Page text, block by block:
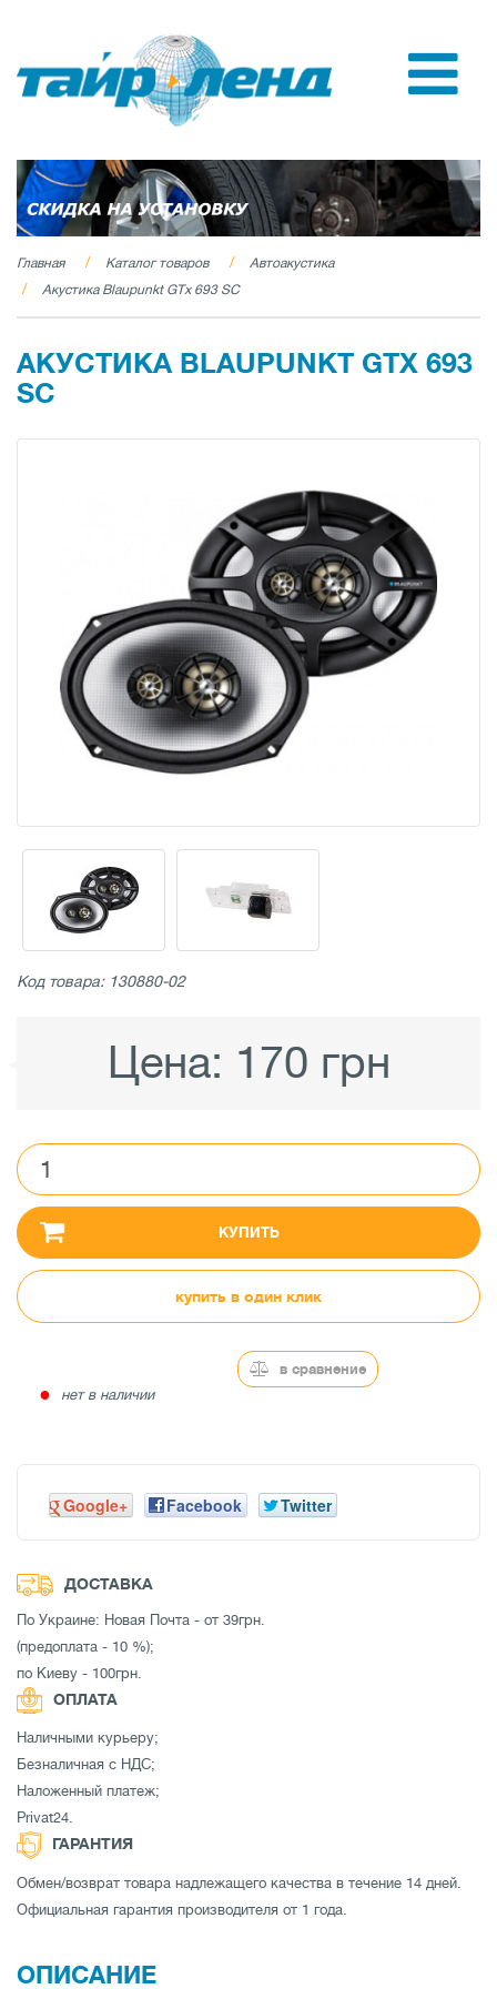
Главная Каталог товаров
Автоакустика
Акустика Blaupunkt GTx 693 SC
АКУСТИКА BLAUPUNKT GTX 693
SC
Код товара: 130880-02
Цена: 170 грн
КУПИТЬ
купить в один клик
● нет в наличии
в сравнение
Google+ Facebook Twitter
ДОСТАВКА
По Украине: Новая Почта - от 39грн.
(предоплата - 10 %);
по Киеву - 100грн.
ОПЛАТА
Наличными курьеру;
Безналичная с НДС;
Наложенный платеж;
Privat24.
ГАРАНТИЯ
Обмен/возврат товара надлежащего качества в течение 14 дней.
Официальная гарантия производителя от 1 года.
ОПИСАНИЕ